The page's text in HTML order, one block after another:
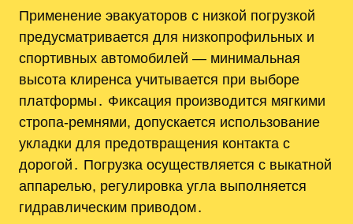
Применение эвакуаторов с низкой погрузкой
предусматривается для низкопрофильных и
спортивных автомобилей — минимальная
высота клиренса учитывается при выборе
платформы․ Фиксация производится мягкими
стропа-ремнями, допускается использование
укладки для предотвращения контакта с
дорогой․ Погрузка осуществляется с выкатной
аппарелью, регулировка угла выполняется
гидравлическим приводом․